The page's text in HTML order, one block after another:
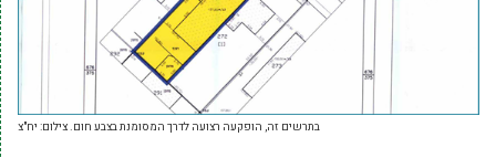
בתרשים זה, הופקעה רצועה לדרך המסומנת בצבע חום. צילום: יח"צ